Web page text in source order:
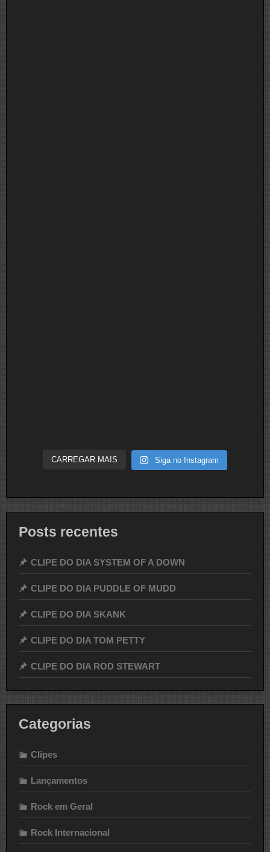
CARREGAR MAIS Siga no Instagram
Posts recentes
CLIPE DO DIA SYSTEM OF A DOWN
CLIPE DO DIA PUDDLE OF MUDD
CLIPE DO DIA SKANK
CLIPE DO DIA TOM PETTY
CLIPE DO DIA ROD STEWART
Categorias
Clipes
Lançamentos
Rock em Geral
Rock Internacional